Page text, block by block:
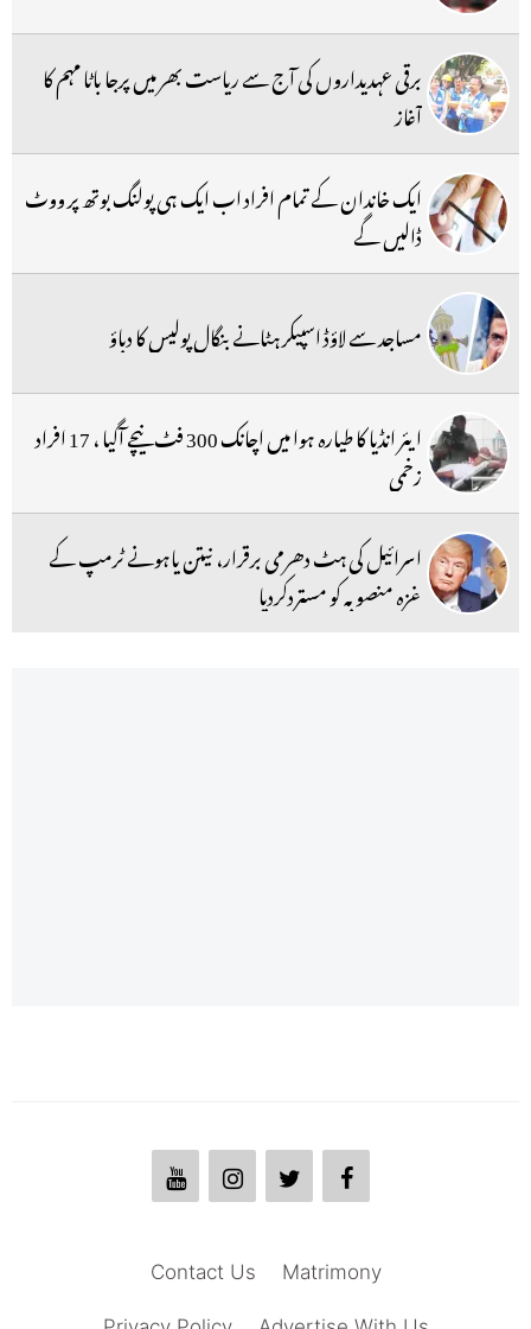
برقی عہدیداروں کی آج سے ریاست بھر میں پرجا باٹا مہم کا
آغاز
ایک خاندان کے تمام افراد اب ایک ہی پولنگ بوتھ پر ووٹ
ڈالیں گے
مساجد سے لاؤڈ اسپیکر ہٹانے بنگال پولیس کا دباؤ
ایئر انڈیا کا طیارہ ہوا میں اچانک 300 فٹ نیچے آگیا ، 17 افراد
زخمی
اسرائیل کی ہٹ دھرمی برقرار، نیتن یاہونے ٹرمپ کے
غزہ منصوبہ کو مستردکردیا
Matrimony
Contact Us